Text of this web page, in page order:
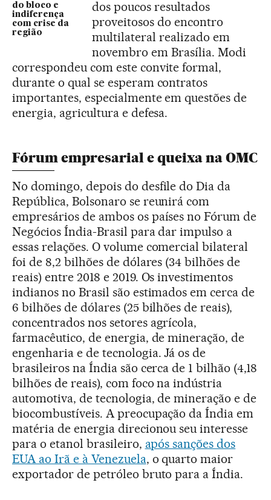
do bloco e
indiferença
com crise da
região
dos poucos resultados
proveitosos do encontro
multilateral realizado em
novembro em Brasília. Modi
correspondeu com este convite formal,
durante o qual se esperam contratos
importantes, especialmente em questões de
energia, agricultura e defesa.
Fórum empresarial e queixa na OMC
No domingo, depois do desfile do Dia da
República, Bolsonaro se reunirá com
empresários de ambos os países no Fórum de
Negócios Índia-Brasil para dar impulso a
essas relações. O volume comercial bilateral
foi de 8,2 bilhões de dólares (34 bilhões de
reais) entre 2018 e 2019. Os investimentos
indianos no Brasil são estimados em cerca de
6 bilhões de dólares (25 bilhões de reais),
concentrados nos setores agrícola,
farmacêutico, de energia, de mineração, de
engenharia e de tecnologia. Já os de
brasileiros na Índia são cerca de 1 bilhão (4,18
bilhões de reais), com foco na indústria
automotiva, de tecnologia, de mineração e de
biocombustíveis. A preocupação da Índia em
matéria de energia direcionou seu interesse
para o etanol brasileiro, após sanções dos
EUA ao Irã e à Venezuela, o quarto maior
exportador de petróleo bruto para a Índia.